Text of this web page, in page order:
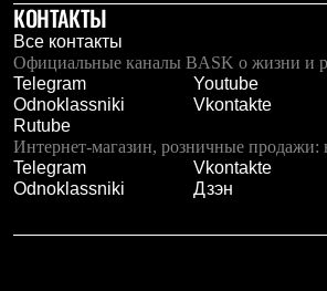
Снаряжение
Палатки и тенты
Палатки
Тенты
Аксессуары для палаток
Рюкзаки
Экспедиционные
Легкоходные
Альпинистские
Городские
Спальные мешки
КОНТАКТЫ
Все контакты
Официальные каналы BASK о жизни и
Telegram
Youtube
Odnoklassniki
Vkontakte
Rutube
Интернет-магазин, розничные
Telegram
Vkontakte
Odnoklassniki
Дзэн